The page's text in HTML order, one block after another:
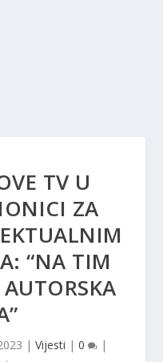
TV U
ZA
“NA TIM
| Vijesti | 0 |